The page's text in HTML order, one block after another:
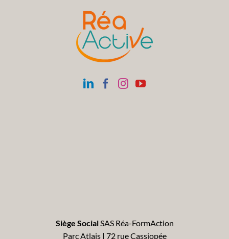
Siège SocialSAS Réa-FormAction
Parc Atlais | 72 rue Cassiopée